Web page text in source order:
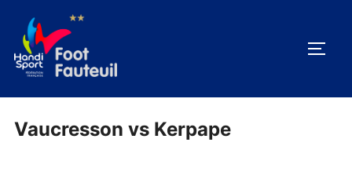
contenu
Vaucresson vs Kerpape